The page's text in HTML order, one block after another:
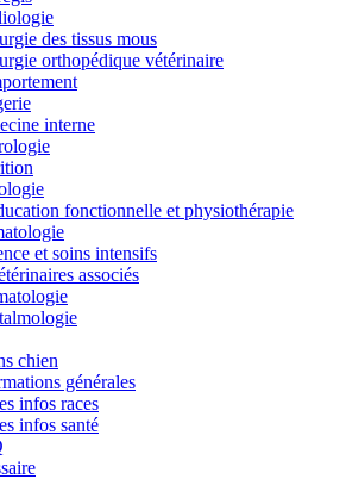
des tissus mous
orthopédique vétérinaire
interne
fonctionnelle et physiothérapie
et soins intensifs
associés
chien
générales
infos races
infos santé